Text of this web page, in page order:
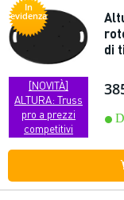
In
evidenza
[NOVITÀ]
ALTURA: Truss
pro a prezzi
competitivi
di